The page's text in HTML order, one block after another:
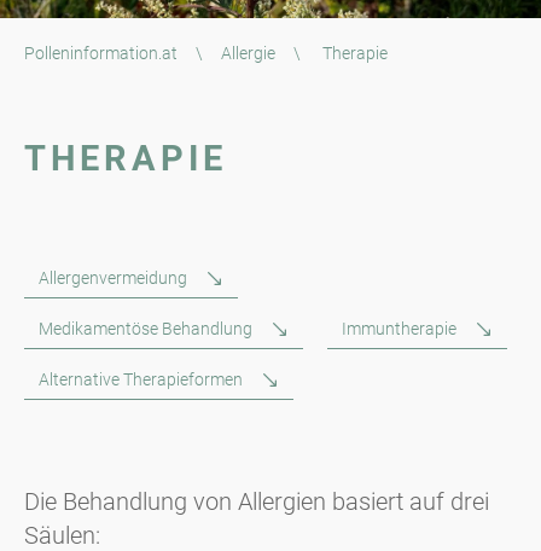
Polleninformation.at \ Allergie \ Therapie
THERAPIE
Allergenvermeidung
Medikamentöse Behandlung Immuntherapie
Alternative Therapieformen
Die Behandlung von Allergien basiert auf drei
Säulen: